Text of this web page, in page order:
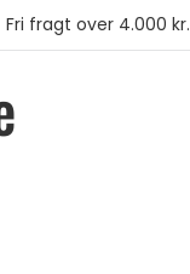
Fri fragt over 4.000 kr.